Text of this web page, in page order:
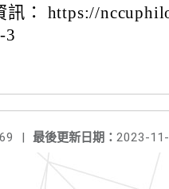
： https://
3
最後更新日期： 2023-
|